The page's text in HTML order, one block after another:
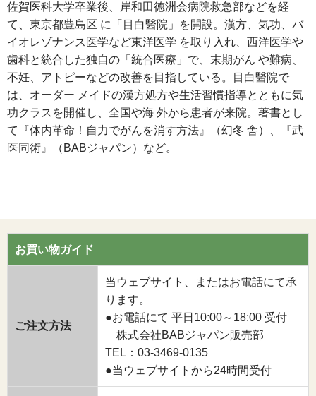
佐賀医科大学卒業後、岸和田徳洲会病院救急部などを経
て、東京都豊島区 に「目白醫院」を開設。漢方、気功、バ
イオレゾナンス医学など東洋医学 を取り入れ、西洋医学や
歯科と統合した独自の「統合医療」で、末期がん や難病、
不妊、アトピーなどの改善を目指している。目白醫院で
は、オーダー メイドの漢方処方や生活習慣指導とともに気
功クラスを開催し、全国や海 外から患者が来院。著書とし
て『体内革命！自力でがんを消す方法』（幻冬 舎）、『武
医同術』（BABジャパン）など。
お買い物ガイド
ご注文方法
当ウェブサイト、またはお電話にて承
ります。
●お電話にて 平日10:00～18:00 受付
株式会社BABジャパン販売部
TEL：03-3469-0135
●当ウェブサイトから24時間受付